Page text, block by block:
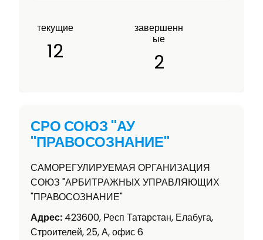
текущие
12
завершенн
ые
2
СРО СОЮЗ "АУ
"ПРАВОСОЗНАНИЕ"
САМОРЕГУЛИРУЕМАЯ ОРГАНИЗАЦИЯ
СОЮЗ "АРБИТРАЖНЫХ УПРАВЛЯЮЩИХ
"ПРАВОСОЗНАНИЕ"
Адрес: 423600, Респ Татарстан, Елабуга,
Строителей, 25, А, офис 6